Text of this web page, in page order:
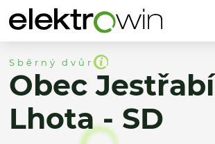
Sběrný dvůr
Obec Jestřabí
Lhota - SD